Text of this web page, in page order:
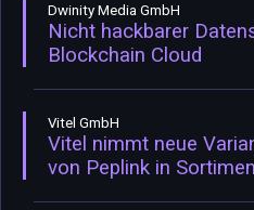
Dwinity Media GmbH
Nicht hackbarer
Blockchain Cloud
Vitel GmbH
Vitel nimmt neue
von Peplink in